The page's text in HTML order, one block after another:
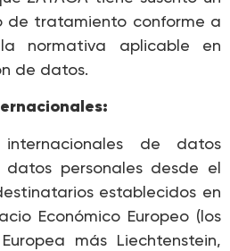
de tratamiento conforme a
normativa aplicable en
de datos.
internacionales de datos
personales desde el
establecidos en
Económico Europeo (los
más Liechtenstein,